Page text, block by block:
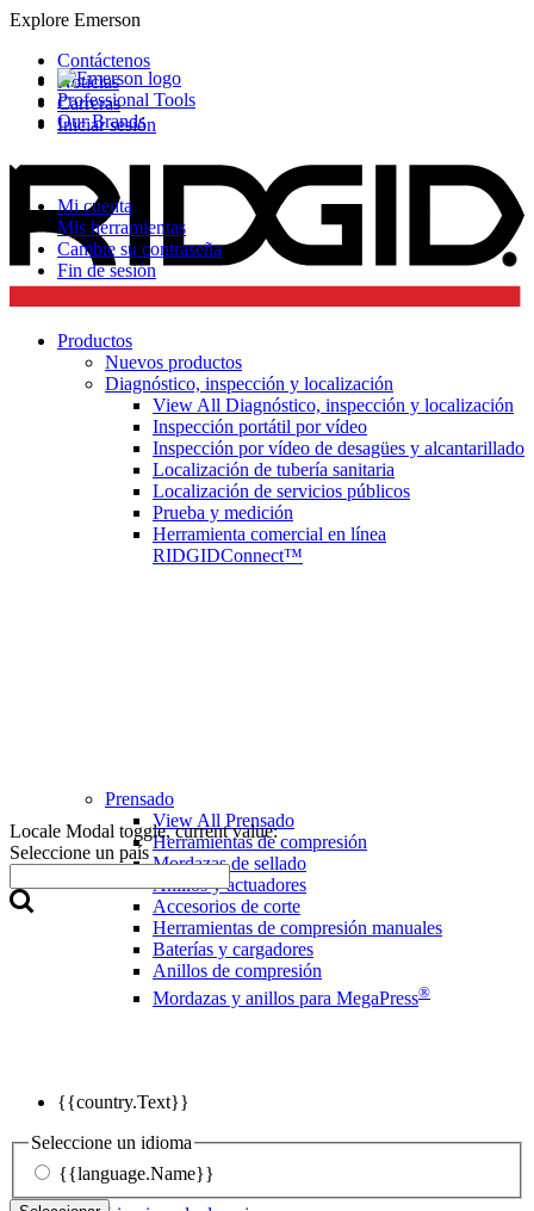
Explore Emerson
Professional Tools
Our Brands
Contáctenos
Noticias
Carreras
Iniciar sesión
Mi cuenta
Mis herramientas
Cambie su contraseña
Fin de sesión
Locale Modal toggle, current value:
Seleccione un país
{{country.Text}}
Seleccione un idioma
{{language.Name}}
Productos
Nuevos productos
Diagnóstico, inspección y localización
View All Diagnóstico, inspección y localización
Inspección portátil por vídeo
Inspección por vídeo de desagües y alcantarillado
Localización de tubería sanitaria
Localización de servicios públicos
Prueba y medición
Herramienta comercial en línea
RIDGIDConnect™
Prensado
View All Prensado
Herramientas de compresión
Mordazas de sellado
Anillos y actuadores
Accesorios de corte
Herramientas de compresión manuales
Baterías y cargadores
Anillos de compresión
Mordazas y anillos para MegaPress®